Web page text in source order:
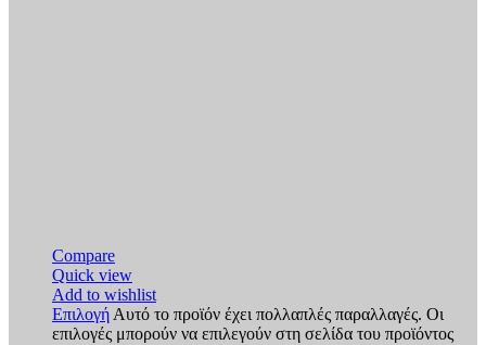
Compare
Quick view
Add to wishlist
Επιλογή Αυτό το προϊόν έχει πολλαπλές παραλλαγές. Οι
επιλογές μπορούν να επιλεγούν στη σελίδα του προϊόντος